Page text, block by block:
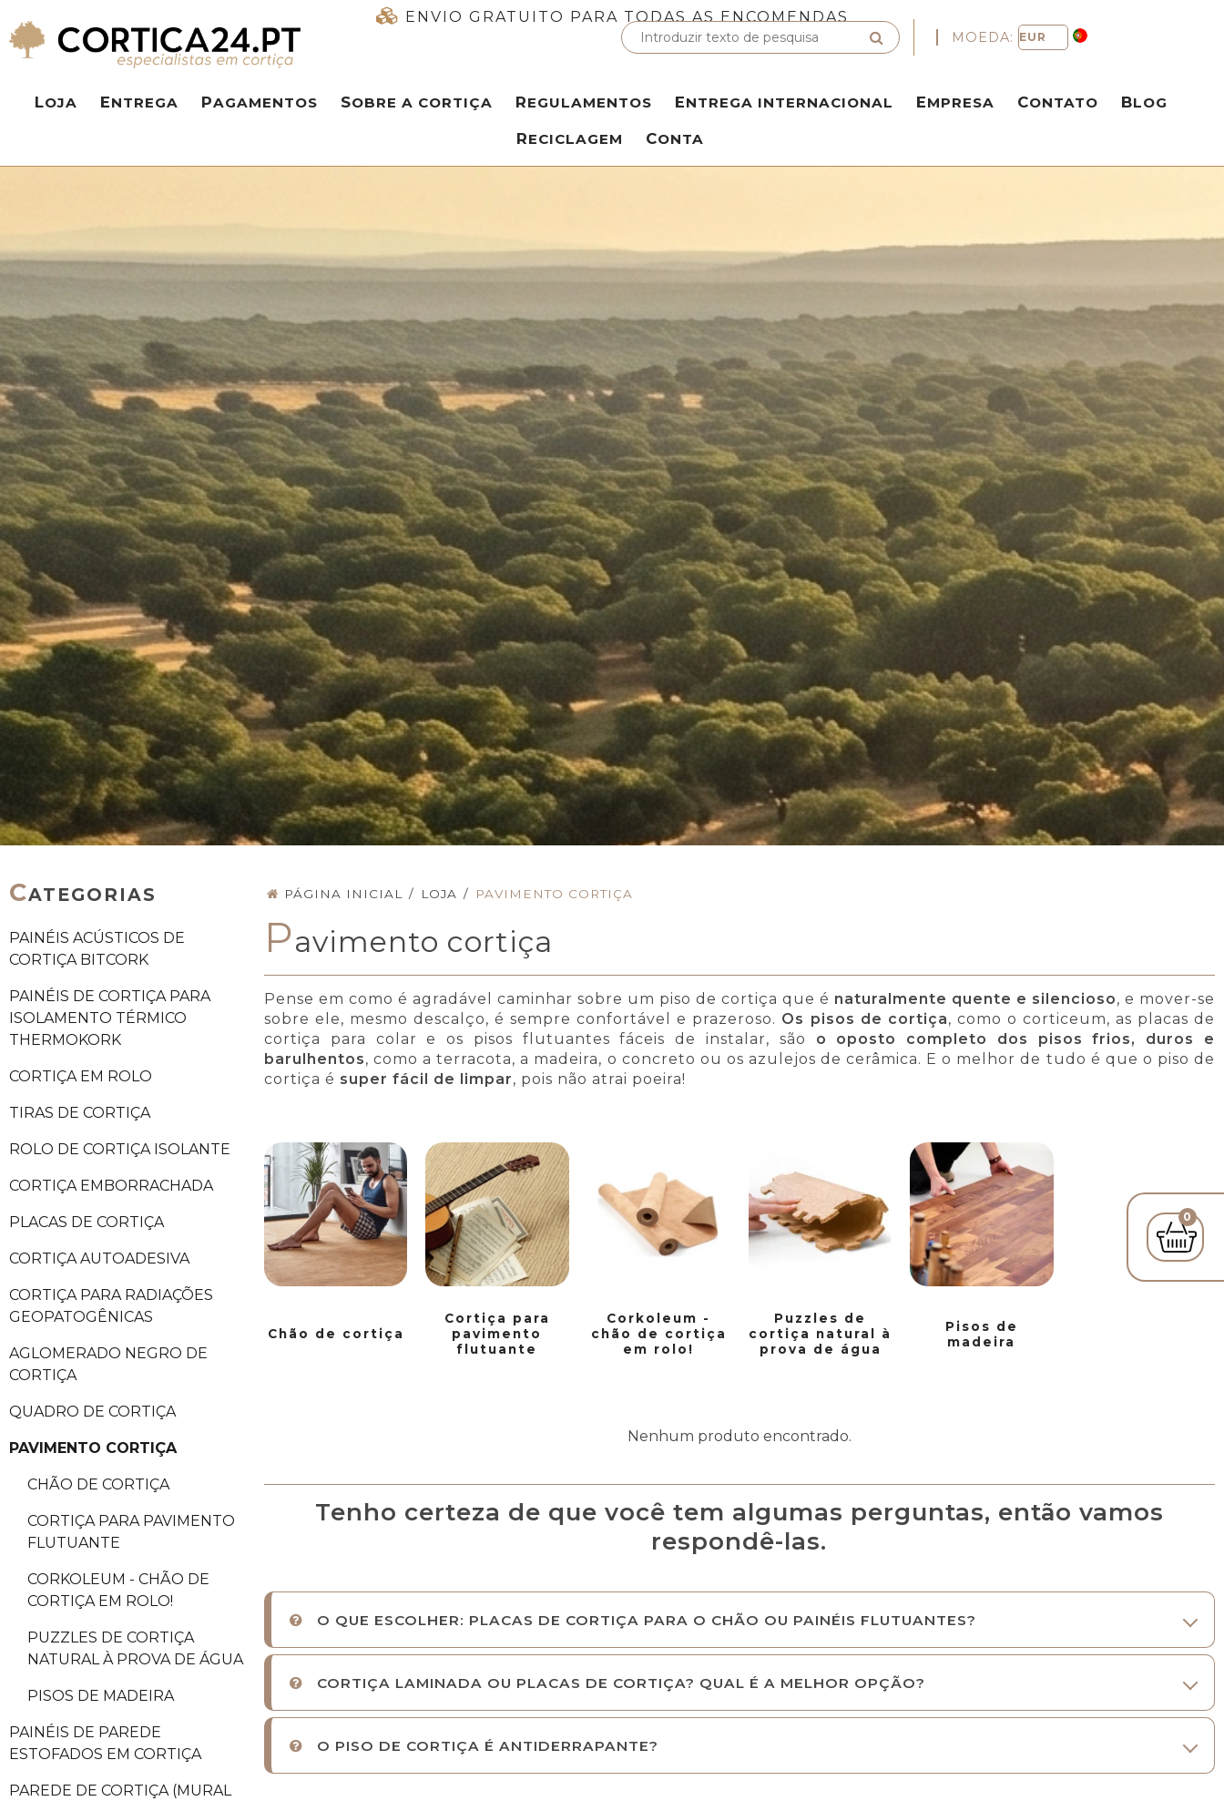
ENVIO GRATUITO PARA TODAS AS ENCOMENDAS
0
MOEDA:
LOJA ENTREGA PAGAMENTOS SOBRE A CORTIÇA REGULAMENTOS ENTREGA INTERNACIONAL EMPRESA CONTATO BLOG
RECICLAGEM CONTA
CATEGORIAS
PAINÉIS ACÚSTICOS DE
CORTIÇA BITCORK
PAINÉIS DE CORTIÇA PARA
ISOLAMENTO TÉRMICO
THERMOKORK
CORTIÇA EM ROLO
TIRAS DE CORTIÇA
ROLO DE CORTIÇA ISOLANTE
CORTIÇA EMBORRACHADA
PLACAS DE CORTIÇA
CORTIÇA AUTOADESIVA
CORTIÇA PARA RADIAÇÕES
GEOPATOGÊNICAS
AGLOMERADO NEGRO DE
CORTIÇA
QUADRO DE CORTIÇA
PAVIMENTO CORTIÇA
CHÃO DE CORTIÇA
CORTIÇA PARA PAVIMENTO
FLUTUANTE
CORKOLEUM - CHÃO DE
CORTIÇA EM ROLO!
PUZZLES DE CORTIÇA
NATURAL À PROVA DE ÁGUA
PISOS DE MADEIRA
PAINÉIS DE PAREDE
ESTOFADOS EM CORTIÇA
PAREDE DE CORTIÇA (MURAL
PÁGINA INICIAL / LOJA / PAVIMENTO CORTIÇA
Pavimento cortiça
Pense em como é agradável caminhar sobre um piso de cortiça que é naturalmente quente e silencioso, e mover-se
sobre ele, mesmo descalço, é sempre confortável e prazeroso. Os pisos de cortiça, como o corticeum, as placas de
cortiça para colar e os pisos flutuantes fáceis de instalar, são o oposto completo dos pisos frios, duros e
barulhentos, como a terracota, a madeira, o concreto ou os azulejos de cerâmica. E o melhor de tudo é que o piso de
cortiça é super fácil de limpar, pois não atrai poeira!
Chão de cortiça
Cortiça para
pavimento
flutuante
Corkoleum -
chão de cortiça
em rolo!
Puzzles de
cortiça natural à
prova de água
Pisos de
madeira
Nenhum produto encontrado.
Tenho certeza de que você tem algumas perguntas, então vamos
respondê-las.
O QUE ESCOLHER: PLACAS DE CORTIÇA PARA O CHÃO OU PAINÉIS FLUTUANTES?
CORTIÇA LAMINADA OU PLACAS DE CORTIÇA? QUAL É A MELHOR OPÇÃO?
O PISO DE CORTIÇA É ANTIDERRAPANTE?